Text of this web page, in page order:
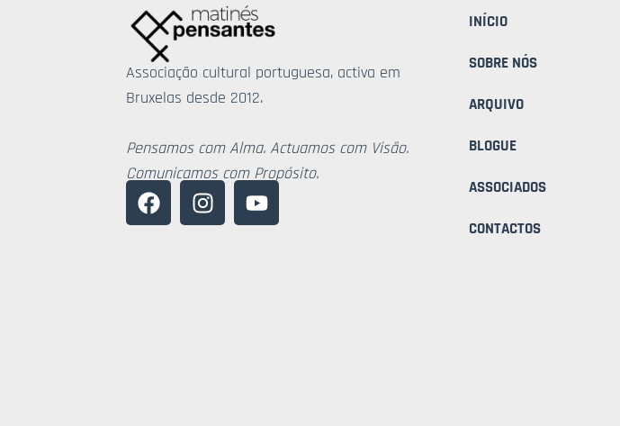
Associação cultural portuguesa, activa em
Bruxelas desde 2012.
Pensamos com Alma. Actuamos com Visão.
Comunicamos com Propósito.
INÍCIO
SOBRE NÓS
ARQUIVO
BLOGUE
ASSOCIADOS
CONTACTOS